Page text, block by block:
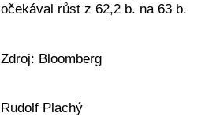
očekával růst z 62,2 b. na 63 b.
Zdroj: Bloomberg
Rudolf Plachý